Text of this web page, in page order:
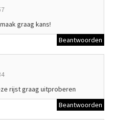
graag kans!
Beantwoorden
rijst graag uitproberen
Beantwoorden